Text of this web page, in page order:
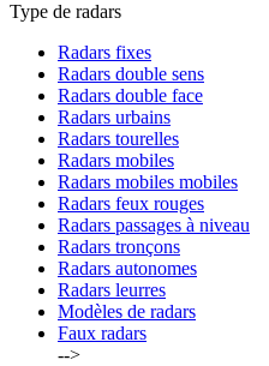
Type de radars
Radars fixes
Radars double sens
Radars double face
Radars urbains
Radars tourelles
Radars mobiles
Radars mobiles mobiles
Radars feux rouges
Radars passages à niveau
Radars tronçons
Radars autonomes
Radars leurres
Modèles de radars
Faux radars
-->